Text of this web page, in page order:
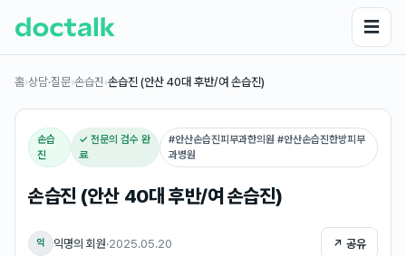
☰
홈›상담·질문›손습진 ›손습진 (안산 40대 후반/여 손습진)
손습
진
✓ 전문의 검수 완
료
#안산손습진피부과한의원 #안산손습진한방피부
과병원
손습진 (안산 40대 후반/여 손습진)
익 익명의 회원·2025.05.20 ↗ 공유